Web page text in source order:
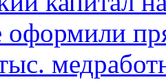
оформили